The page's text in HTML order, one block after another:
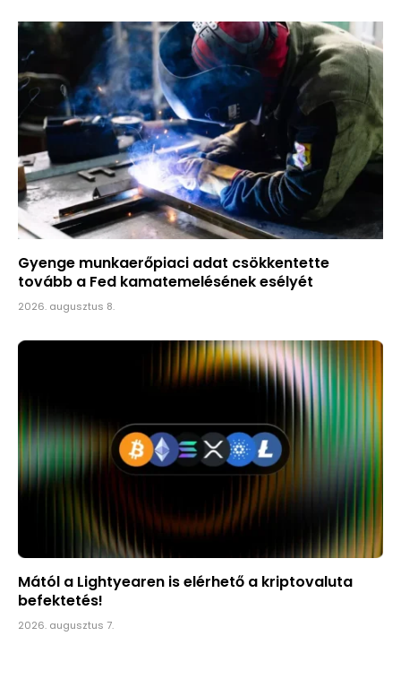
Gyenge munkaerőpiaci adat csökkentette
tovább a Fed kamatemelésének esélyét
2026. augusztus 8.
Mától a Lightyearen is elérhető a kriptovaluta
befektetés!
2026. augusztus 7.